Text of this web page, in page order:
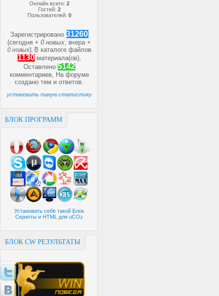
Онлайн всего: 2
Гостей: 2
Пользователей: 0
Зарегистрировано 31260
(сегодня +0 новых, вчера +
0 новых) В каталоге файлов
1130 материала(ов),
Оставлено 5142
комментариев, На форуме
созданотем иответов.
установить такую статистику
БЛОК ПРОГРАММ
Установить себе такой Блок
Скрипты и HTML для uCOz
БЛОК CW РЕЗУЛЬТАТЫ